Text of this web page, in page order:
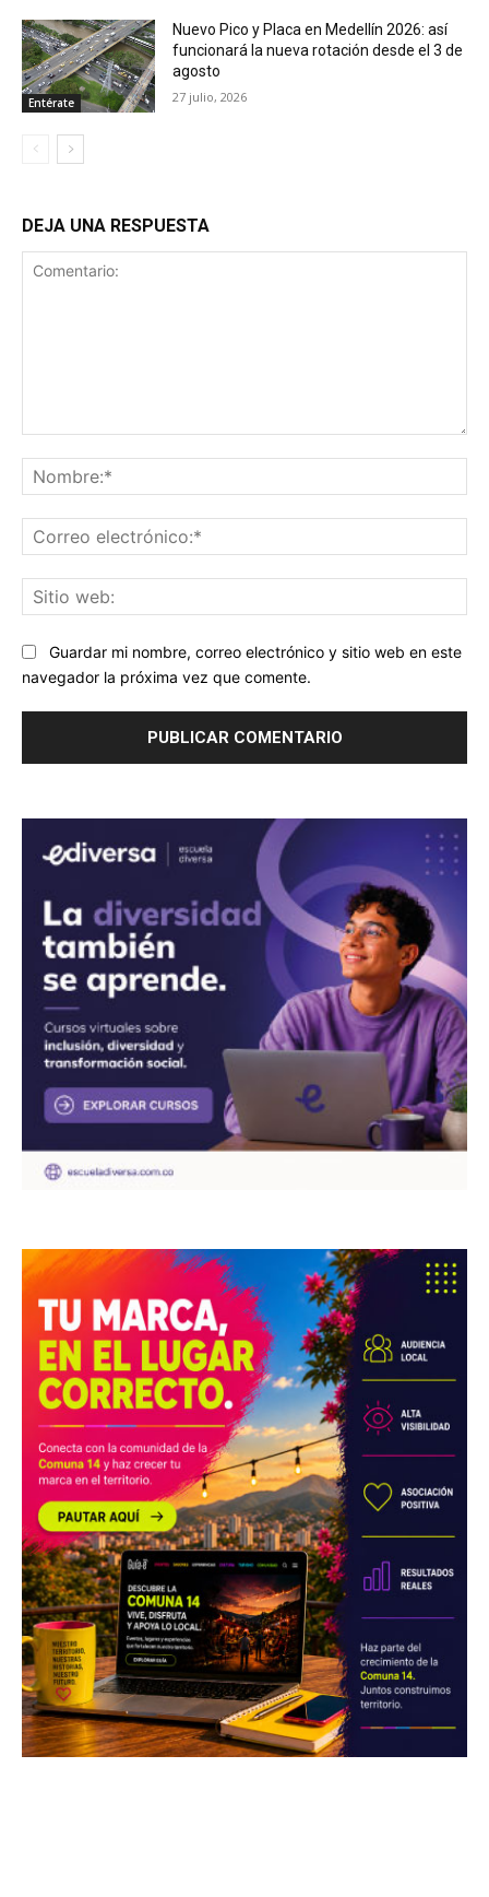
Entérate
Nuevo Pico y Placa en Medellín 2026: así
funcionará la nueva rotación desde el 3 de
agosto
27 julio, 2026
DEJA UNA RESPUESTA
Guardar mi nombre, correo electrónico y sitio web en este
navegador la próxima vez que comente.